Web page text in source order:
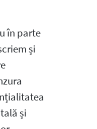
în parte
și
și